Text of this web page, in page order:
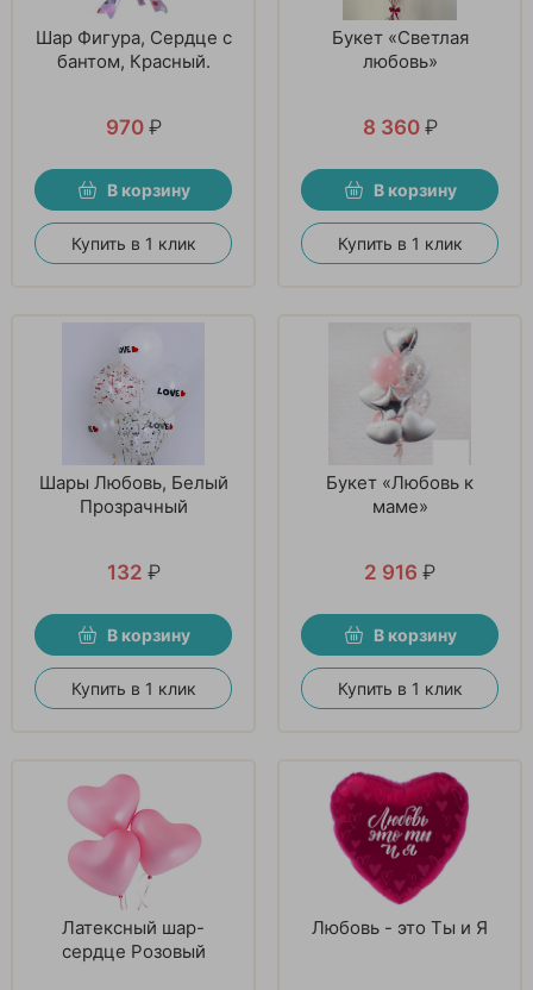
Шар Фигура, Сердце с
бантом, Красный.
970 ₽
В корзину
Купить в 1 клик
Букет «Светлая
любовь»
8 360 ₽
В корзину
Купить в 1 клик
Шары Любовь, Белый
Прозрачный
132 ₽
В корзину
Купить в 1 клик
Букет «Любовь к
маме»
2 916 ₽
В корзину
Купить в 1 клик
Латексный шар-
сердце Розовый
Любовь - это Ты и Я